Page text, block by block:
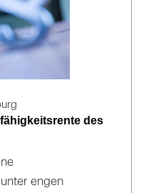
des
engen